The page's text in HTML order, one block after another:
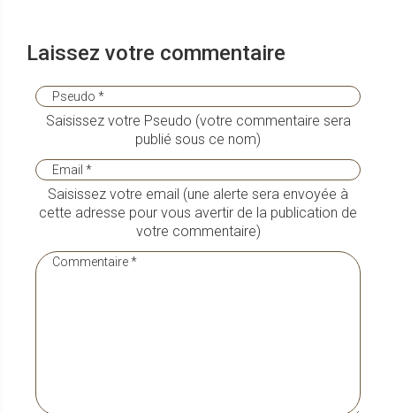
Laissez votre commentaire
Saisissez votre Pseudo (votre commentaire sera
publié sous ce nom)
Saisissez votre email (une alerte sera envoyée à
cette adresse pour vous avertir de la publication de
votre commentaire)